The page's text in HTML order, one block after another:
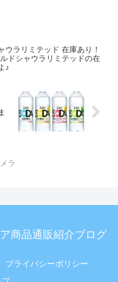
ウラリミテッド 在庫あり！
ドシャウラリミテッドの在
♪
ラ
商品通販紹介ブログ
プライバシーポリシー